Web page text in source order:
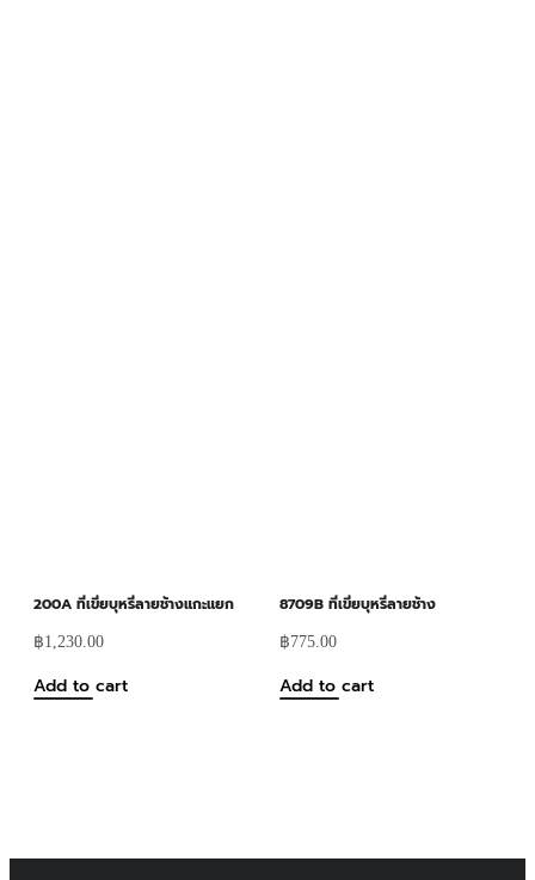
200A ที่เขี่ยบุหรี่ลายช้างแกะแยก
฿1,230.00
Add to cart
8709B ที่เขี่ยบุหรี่ลายช้าง
฿775.00
Add to cart